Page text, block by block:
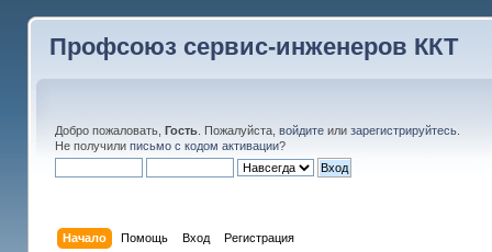
Профсоюз сервис-инженеров ККТ
Добро пожаловать, Гость. Пожалуйста, войдитеили зарегистрируйтесь.
Не получили письмо с кодом активации?
Начало Помощь Вход Регистрация